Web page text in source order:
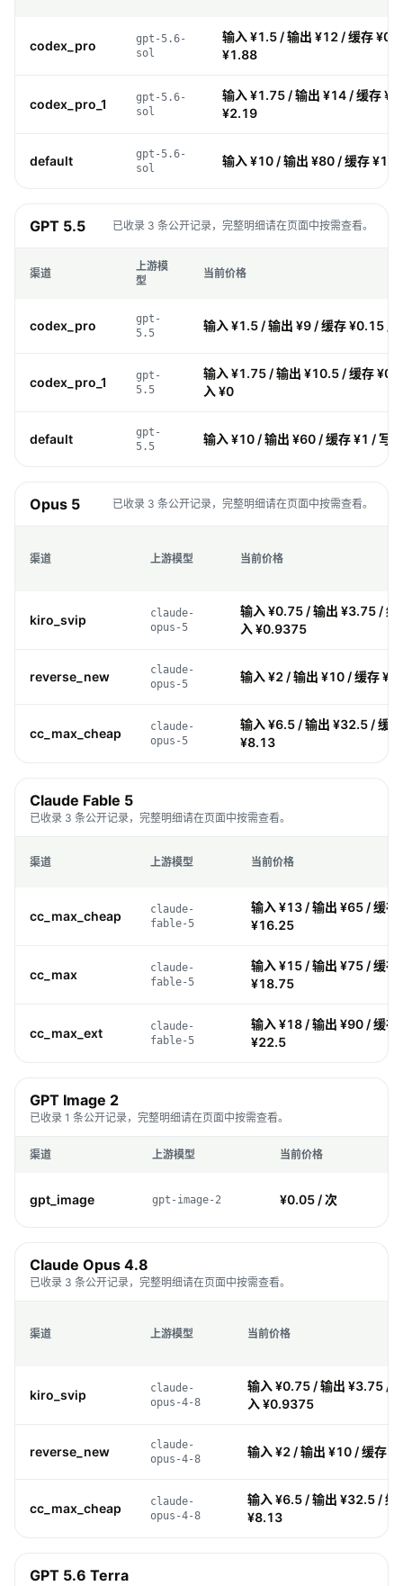
codex_pro
gpt-5.6-
sol
输入 ¥1.5 / 输出 ¥12 / 缓存
¥1.88
codex_pro_1
gpt-5.6-
sol
输入 ¥1.75 / 输出 ¥14 / 缓存
¥2.19
default
gpt-5.6-
sol
输入 ¥10 / 输出 ¥80 / 缓存 ¥1 /
GPT 5.5 已收录 3 条公开记录，完整明细请在页面中按需查看。
渠道
上游模
型
当前价格
codex_pro
gpt-
5.5
输入 ¥1.5 / 输出 ¥9 / 缓存 ¥0.15 /
codex_pro_1
gpt-
5.5
输入 ¥1.75 / 输出 ¥10.5 / 缓存
入 ¥0
default
gpt-
5.5
输入 ¥10 / 输出 ¥60 / 缓存 ¥1 / 写
Opus 5 已收录 3 条公开记录，完整明细请在页面中按需查看。
渠道 上游模型 当前价格
kiro_svip
claude-
opus-5
输入 ¥0.75 / 输出 ¥3.75 /
入 ¥0.9375
reverse_new
claude-
opus-5
输入 ¥2 / 输出 ¥10 / 缓存
cc_max_cheap
claude-
opus-5
输入 ¥6.5 / 输出 ¥32.5 / 缓
¥8.13
Claude Fable 5
已收录 3 条公开记录，完整明细请在页面中按需查看。
渠道 上游模型 当前价格
cc_max_cheap
claude-
fable-5
输入 ¥13 / 输出 ¥65 / 缓存
¥16.25
cc_max
claude-
fable-5
输入 ¥15 / 输出 ¥75 / 缓存
¥18.75
cc_max_ext
claude-
fable-5
输入 ¥18 / 输出 ¥90 / 缓存
¥22.5
GPT Image 2
已收录 1 条公开记录，完整明细请在页面中按需查看。
渠道 上游模型 当前价格
gpt_image gpt-image-2 ¥0.05 / 次
Claude Opus 4.8
已收录 3 条公开记录，完整明细请在页面中按需查看。
渠道 上游模型 当前价格
kiro_svip
claude-
opus-4-8
输入 ¥0.75 / 输出 ¥3.75 /
入 ¥0.9375
reverse_new
claude-
opus-4-8
输入 ¥2 / 输出 ¥10 / 缓存
cc_max_cheap
claude-
opus-4-8
输入 ¥6.5 / 输出 ¥32.5 / 缓
¥8.13
GPT 5.6 Terra